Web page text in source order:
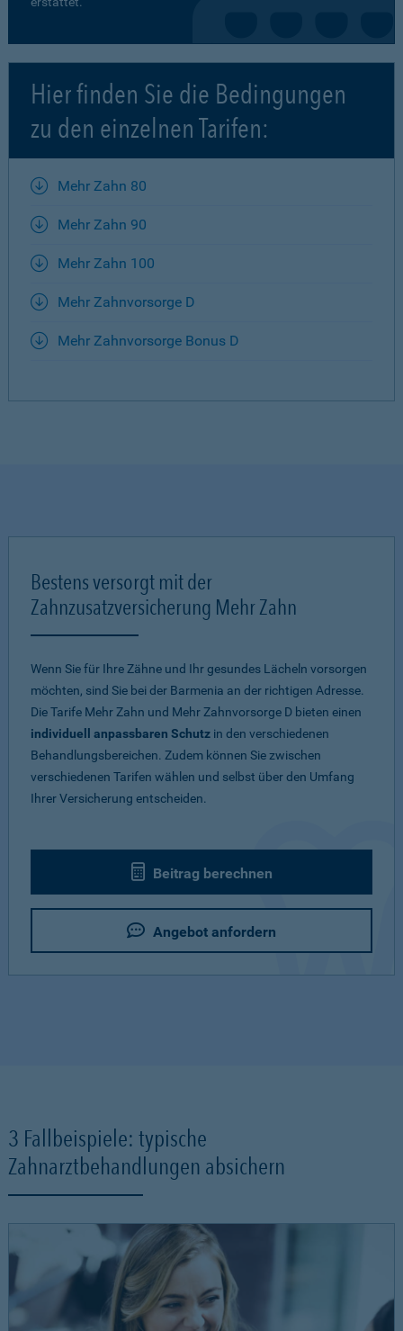
Hier finden Sie die Bedingungen
zu den einzelnen Tarifen:
Mehr Zahn 80
Mehr Zahn 90
Mehr Zahn 100
Mehr Zahnvorsorge D
Mehr Zahnvorsorge Bonus D
Bestens versorgt mit der
Zahnzusatzversicherung Mehr Zahn
Wenn Sie für Ihre Zähne und Ihr gesundes Lächeln vorsorgen
möchten, sind Sie bei der Barmenia an der richtigen Adresse.
Die Tarife Mehr Zahn und Mehr Zahnvorsorge D bieten einen
individuell anpassbaren Schutz in den verschiedenen
Behandlungsbereichen. Zudem können Sie zwischen
verschiedenen Tarifen wählen und selbst über den Umfang
Ihrer Versicherung entscheiden.
Beitrag berechnen
Angebot anfordern
3 Fallbeispiele: typische
Zahnarztbehandlungen absichern